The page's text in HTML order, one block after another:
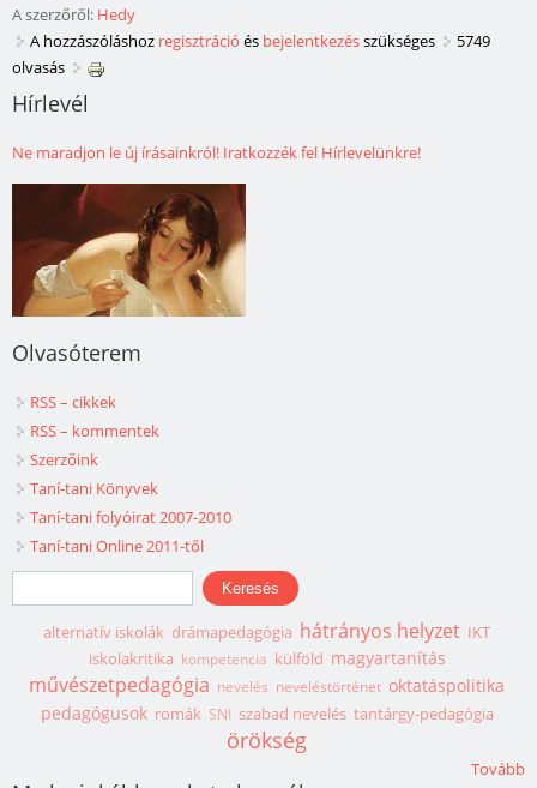
A szerzőről: Hedy
A hozzászóláshoz regisztráció és bejelentkezésszükséges
5749
olvasás
Hírlevél
Ne maradjon le új írásainkról! Iratkozzék fel Hírlevelünkre!
Olvasóterem
RSS – cikkek
RSS – kommentek
Szerzőink
Taní-tani Könyvek
Taní-tani folyóirat 2007-2010
Taní-tani Online 2011-től
Keresés űrlap
Keresés
alternatív iskolák drámapedagógia hátrányos helyzet IKT
iskolakritika kompetencia külföld magyartanítás
művészetpedagógia nevelés neveléstörténet oktatáspolitika
pedagógusok romák SNI szabad nevelés tantárgy-pedagógia
örökség
Tovább